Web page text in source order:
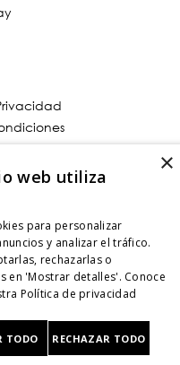
11281, Las Condes,
Y Garantía
de Marketing
×
web utiliza
para personalizar
y analizar el tráfico.
rechazarlas o
en 'Mostrar detalles'. Conoce
Política de privacidad
TODO RECHAZAR TODO